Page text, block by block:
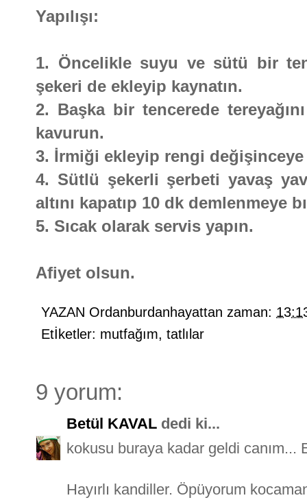
Yapılışı:
1. Öncelikle suyu ve sütü bir
şekeri de ekleyip kaynatın.
2. Başka bir tencerede
kavurun.
3. İrmiği ekleyip rengi
4. Sütlü şekerli şerbeti yavaş
altını kapatıp 10 dk demlenmeye
5. Sıcak olarak servis yapın.
Afiyet olsun.
YAZAN Ordanburdanhayattan zaman:
Etİketler: mutfağım, tatlılar
9 yorum:
Betül KAVAL dedi ki...
kokusu buraya kadar geldi canım...
Hayırlı kandiller. Öpüyorum